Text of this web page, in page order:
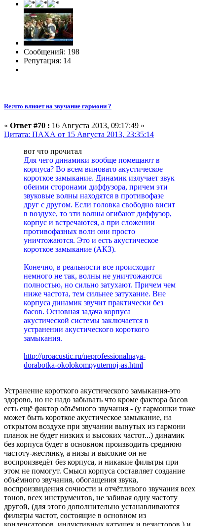
Сообщений: 198
Репутация: 14
Re:что влияет на звучание гармони ?
« Ответ #70 : 16 Августа 2013, 09:17:49 »
Цитата: ПАХА от 15 Августа 2013, 23:35:14
вот что прочитал
Для чего динамики вообще помещают в
корпуса? Во всем виновато акустическое
короткое замыкание. Динамик излучает звук
обеими сторонами диффузора, причем эти
звуковые волны находятся в противофазе
друг с другом. Если головка свободно висит
в воздухе, то эти волны огибают диффузор,
корпус и встречаются, а при сложении
противофазных волн они просто
уничтожаются. Это и есть акустическое
короткое замыкание (АКЗ).
Конечно, в реальности все происходит
немного не так, волны не уничтожаются
полностью, но сильно затухают. Причем чем
ниже частота, тем сильнее затухание. Вне
корпуса динамик звучит практически без
басов. Основная задача корпуса
акустической системы заключается в
устранении акустического короткого
замыкания.
http://proacustic.ru/neprofessionalnaya-
dorabotka-okolokompyuternoj-as.html
Устранение короткого акустического замыкания-это
здорово, но не надо забывать что кроме фактора басов
есть ещё фактор объёмного звучания - (у гармошки тоже
может быть короткое акустическое замыкание, на
открытом воздухе при звучании вынутых из гармони
планок не будет низких и высоких частот...) динамик
без корпуса будет в основном производить среднюю
частоту-жестянку, а низы и высокие он не
воспроизведёт без корпуса, и никакие фильтры при
этом не помогут. Смысл корпуса составляет создание
объёмного звучания, обогащения звука,
воспроизвидения сочности и отчётливого звучания всех
тонов, всех инструментов, не забивая одну частоту
другой, (для этого дополнительно устанавливаются
фильтры частот, состоящие в основном из
конденсаторов, индуктивных катушек и резисторов ) и